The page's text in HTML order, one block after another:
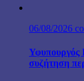
06/08/2026
Υφυπουργός
συζήτηση